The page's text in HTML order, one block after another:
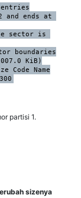
ends at
sector is
boundaries
KiB)
Code Name
partisi 1.
sizenya